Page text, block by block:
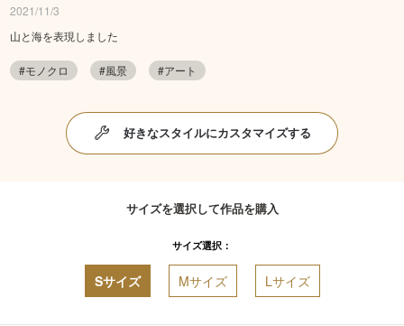
2021/11/3
山と海を表現しました
#モノクロ #風景 #アート
好きなスタイルにカスタマイズする
サイズを選択して作品を購入
サイズ選択：
Sサイズ Mサイズ Lサイズ